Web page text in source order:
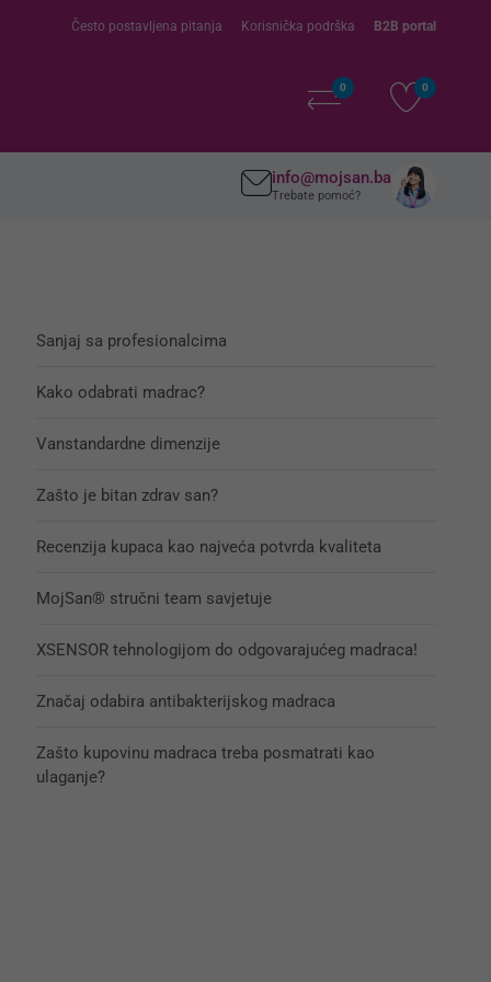
Često postavljena pitanja Korisnička podrška B2B portal
0 0
info@mojsan.ba
Trebate pomoć?
Sanjaj sa profesionalcima
Kako odabrati madrac?
Vanstandardne dimenzije
Zašto je bitan zdrav san?
Recenzija kupaca kao najveća potvrda kvaliteta
MojSan® stručni team savjetuje
XSENSOR tehnologijom do odgovarajućeg madraca!
Značaj odabira antibakterijskog madraca
Zašto kupovinu madraca treba posmatrati kao
ulaganje?